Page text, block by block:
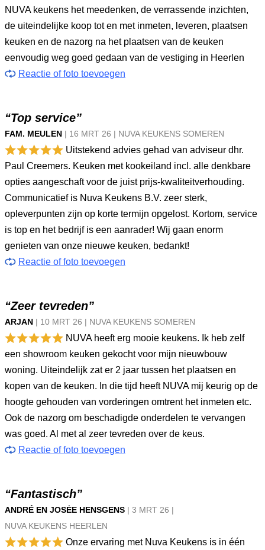
NUVA keukens het meedenken, de verrassende inzichten,
de uiteindelijke koop tot en met inmeten, leveren, plaatsen
keuken en de nazorg na het plaatsen van de keuken
eenvoudig weg goed gedaan van de vestiging in Heerlen
Reactie of foto toevoegen
“Top service”
FAM. MEULEN | 16 MRT 26 | NUVA KEUKENS SOMEREN
Uitstekend advies gehad van adviseur dhr.
Paul Creemers. Keuken met kookeiland incl. alle denkbare
opties aangeschaft voor de juist prijs-kwaliteitverhouding.
Communicatief is Nuva Keukens B.V. zeer sterk,
opleverpunten zijn op korte termijn opgelost. Kortom, service
is top en het bedrijf is een aanrader! Wij gaan enorm
genieten van onze nieuwe keuken, bedankt!
Reactie of foto toevoegen
“Zeer tevreden”
ARJAN | 10 MRT 26 | NUVA KEUKENS SOMEREN
NUVA heeft erg mooie keukens. Ik heb zelf
een showroom keuken gekocht voor mijn nieuwbouw
woning. Uiteindelijk zat er 2 jaar tussen het plaatsen en
kopen van de keuken. In die tijd heeft NUVA mij keurig op de
hoogte gehouden van vorderingen omtrent het inmeten etc.
Ook de nazorg om beschadigde onderdelen te vervangen
was goed. Al met al zeer tevreden over de keus.
Reactie of foto toevoegen
“Fantastisch”
ANDRÉ EN JOSĖE HENSGENS | 3 MRT 26 |
NUVA KEUKENS HEERLEN
Onze ervaring met Nuva Keukens is in één